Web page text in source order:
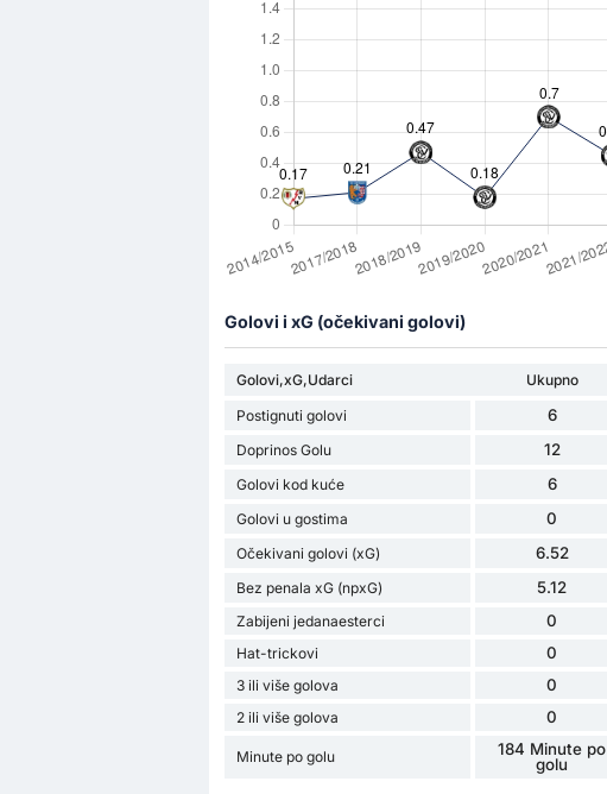
Golovi i xG (očekivani golovi)
Golovi,xG,Udarci Ukupno
Postignuti golovi
6
Doprinos Golu 12
Golovi kod kuće 6
Golovi u gostima 0
Očekivani golovi (xG) 6.52
Bez penala xG (npxG) 5.12
Zabijeni jedanaesterci 0
Hat-trickovi 0
3 ili više golova 0
2 ili više golova 0
Minute po golu
184 Minute po
golu